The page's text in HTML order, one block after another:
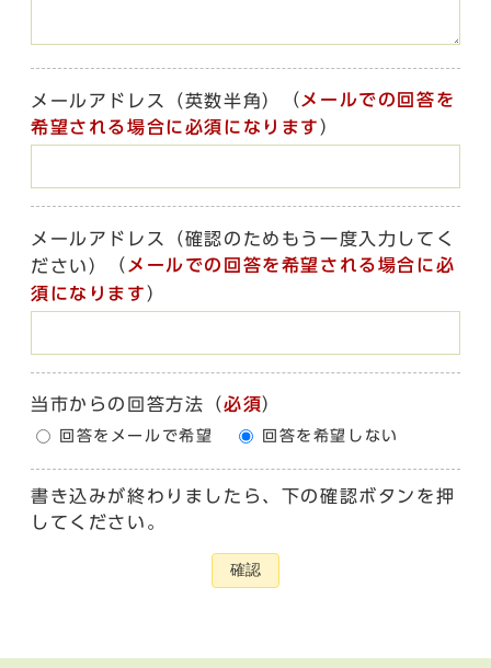
メールアドレス（英数半角） （ メールでの回答を
希望される場合に必須になります ）
メールアドレス（確認のためもう一度入力してく
ださい）
（ メールでの回答を希望される場合に必
須になります ）
当市からの回答方法 （必須）
回答をメールで希望 回答を希望しない
書き込みが終わりましたら、下の確認ボタンを押
してください。
確認